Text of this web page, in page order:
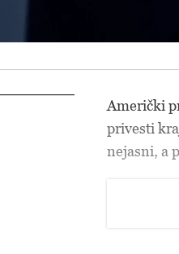
Američki
privesti
nejasni, a